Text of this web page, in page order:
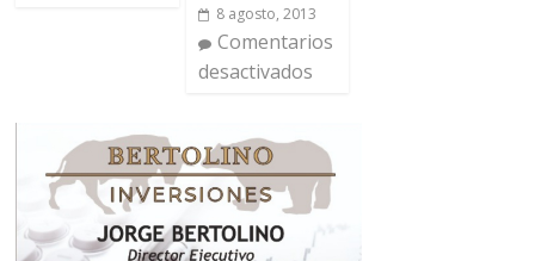
8 agosto, 2013
Comentarios
desactivados